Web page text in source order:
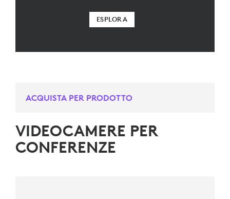
ESPLORA
ACQUISTA PER PRODOTTO
VIDEOCAMERE PER
CONFERENZE